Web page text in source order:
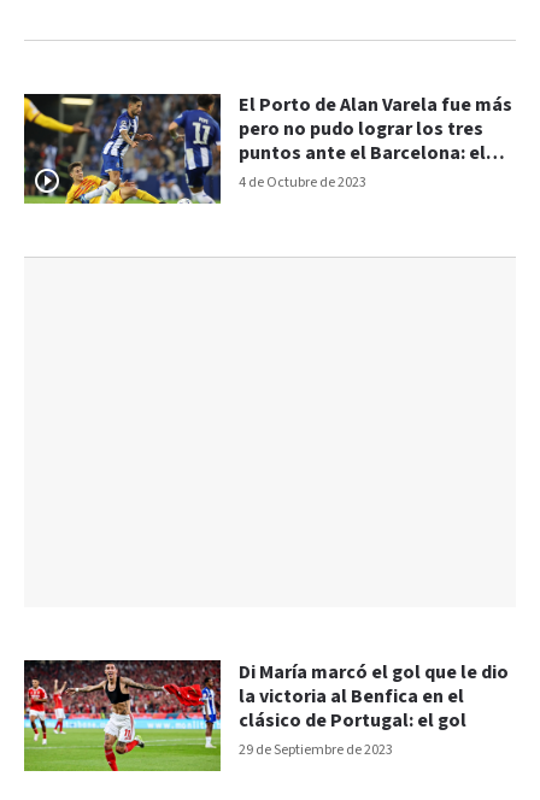
4 de Octubre de 2023
El Porto de Alan Varela fue más
pero no pudo lograr los tres
puntos ante el Barcelona: el
gol
29 de Septiembre de 2023
Di María marcó el gol que le dio
la victoria al Benfica en el
clásico de Portugal: el gol